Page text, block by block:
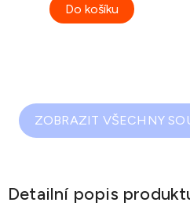
Do košíku
ZOBRAZIT VŠECHNY
Detailní popis